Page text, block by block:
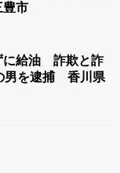
市
に給油 詐欺と詐
男を逮捕 香川県